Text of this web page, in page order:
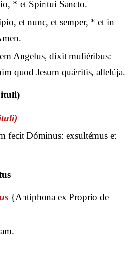
* et Spirítui Sancto.
et nunc, et semper, * et in
Angelus, dixit muliéribus:
quod Jesum quǽritis, allelúja.
fecit Dóminus: exsultémus et
{Antiphona ex Proprio de